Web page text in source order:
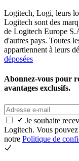
Logitech, Logi, leurs
Logitech sont des
de Logitech Europe
d'autres pays. Toutes
appartiennent à leurs
déposées
Abonnez-vous pour
avantages exclusifs.
Je souhaite
Logitech. Vous
notre Politique de